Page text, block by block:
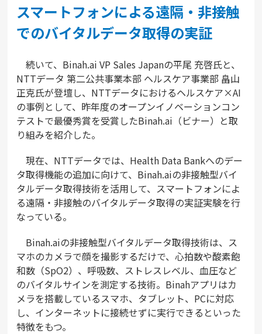
スマートフォンによる遠隔・非接触
でのバイタルデータ取得の実証
続いて、Binah.ai VP Sales Japanの平尾 充啓氏と、
NTTデータ 第二公共事業本部 ヘルスケア事業部 畠山
正克氏が登壇し、NTTデータにおけるヘルスケア×AI
の事例として、昨年度のオープンイノベーションコン
テストで最優秀賞を受賞したBinah.ai（ビナー）と取
り組みを紹介した。
現在、NTTデータでは、Health Data Bankへのデー
タ取得機能の追加に向けて、Binah.aiの非接触型バイ
タルデータ取得技術を活用して、スマートフォンによ
る遠隔・非接触のバイタルデータ取得の実証実験を行
なっている。
Binah.aiの非接触型バイタルデータ取得技術は、ス
マホのカメラで顔を撮影するだけで、心拍数や酸素飽
和数（SpO2）、呼吸数、ストレスレベル、血圧など
のバイタルサインを測定する技術。Binahアプリはカ
メラを搭載しているスマホ、タブレット、PCに対応
し、インターネットに接続せずに実行できるといった
特徴をもつ。